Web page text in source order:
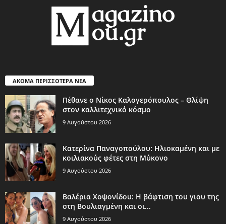
ΑΚΟΜΑ ΠΕΡΙΣΣΟΤΕΡΑ ΝΕΑ
Πέθανε ο Νίκος Καλογερόπουλος – Θλίψη
στον καλλιτεχνικό κόσμο
9 Αυγούστου 2026
Κατερίνα Παναγοπούλου: Ηλιοκαμένη και με
κοιλιακούς φέτες στη Μύκονο
9 Αυγούστου 2026
Βαλέρια Χοψονίδου: Η βάφτιση του γιου της
στη Βουλιαγμένη και οι...
9 Αυγούστου 2026